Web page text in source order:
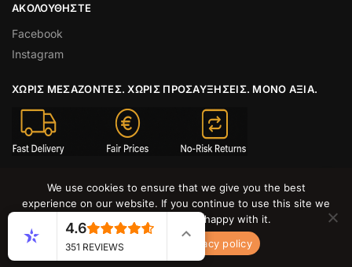
ΑΚΟΛΟΥΘΉΣΤΕ
Facebook
Instagram
ΧΩΡΊΣ ΜΕΣΆΖΟΝΤΕΣ. ΧΩΡΊΣ ΠΡΟΣΑΥΞΉΣΕΙΣ. ΜΌΝΟ ΑΞΊΑ.
εξοικονόμηση σε εσάς. Αν δεν είναι προσφορά, δεν είναι στο
Cy Deals.
© CY DEALS 2026
4.6
351 REVIEWS
We use cookies to ensure that we give you the best
experience on our website. If you continue to use this site we
will assume that you are happy with it.
Ok
Privacy policy